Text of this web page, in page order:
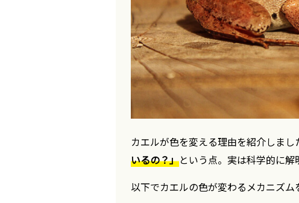
カエルが色を変える理由を紹介しま
いるの？」という点。実は科学的に解
以下でカエルの色が変わるメカニズム